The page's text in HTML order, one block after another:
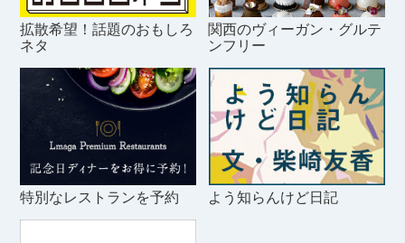
拡散希望！話題のおもしろ
ネタ
関西のヴィーガン・グルテ
ンフリー
特別なレストランを予約 よう知らんけど日記